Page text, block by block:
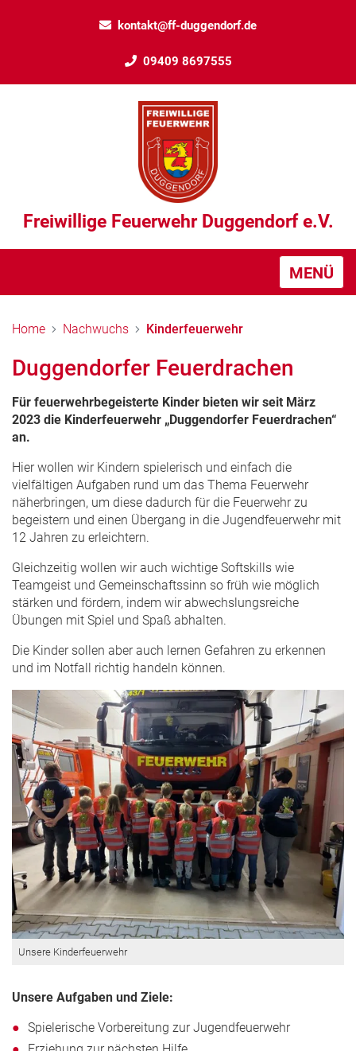
kontakt@ff-duggendorf.de
09409 8697555
Freiwillige Feuerwehr Duggendorf e.V.
MENÜ
Home Nachwuchs Kinderfeuerwehr
Duggendorfer Feuerdrachen
Für feuerwehrbegeisterte Kinder bieten wir seit März
2023 die Kinderfeuerwehr „Duggendorfer Feuerdrachen“
an.
Hier wollen wir Kindern spielerisch und einfach die
vielfältigen Aufgaben rund um das Thema Feuerwehr
näherbringen, um diese dadurch für die Feuerwehr zu
begeistern und einen Übergang in die Jugendfeuerwehr mit
12 Jahren zu erleichtern.
Gleichzeitig wollen wir auch wichtige Softskills wie
Teamgeist und Gemeinschaftssinn so früh wie möglich
stärken und fördern, indem wir abwechslungsreiche
Übungen mit Spiel und Spaß abhalten.
Die Kinder sollen aber auch lernen Gefahren zu erkennen
und im Notfall richtig handeln können.
Unsere Kinderfeuerwehr
Unsere Aufgaben und Ziele:
Spielerische Vorbereitung zur Jugendfeuerwehr